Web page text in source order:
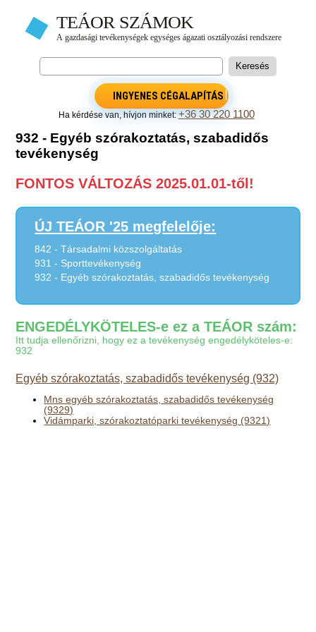
INGYENES CÉGALAPÍTÁS
Ha kérdése van, hívjon minket: +36 30 220 1100
932 - Egyéb szórakoztatás, szabadidős
tevékenység
FONTOS VÁLTOZÁS 2025.01.01-től!
ÚJ TEÁOR '25 megfelelője:
842 - Társadalmi közszolgáltatás
931 - Sporttevékenység
932 - Egyéb szórakoztatás, szabadidős tevékenység
ENGEDÉLYKÖTELES-e ez a TEÁOR szám:
Itt tudja ellenőrizni, hogy ez a tevékenység engedélyköteles-e:
932
Egyéb szórakoztatás, szabadidős tevékenység (932)
Mns egyéb szórakoztatás, szabadidős tevékenység
(9329)
Vidámparki, szórakoztatóparki tevékenység (9321)